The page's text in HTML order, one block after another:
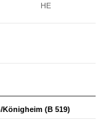
HE
Königheim (B 519)